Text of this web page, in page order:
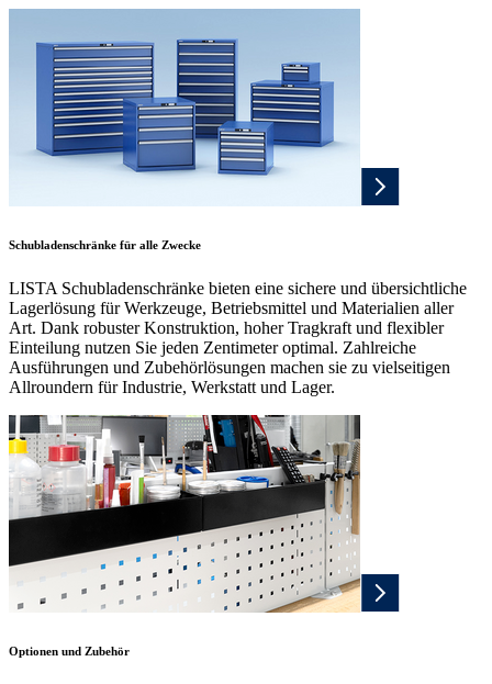
Schubladenschränke für alle Zwecke
LISTA Schubladenschränke bieten eine sichere und übersichtliche
Lagerlösung für Werkzeuge, Betriebsmittel und Materialien aller
Art. Dank robuster Konstruktion, hoher Tragkraft und flexibler
Einteilung nutzen Sie jeden Zentimeter optimal. Zahlreiche
Ausführungen und Zubehörlösungen machen sie zu vielseitigen
Allroundern für Industrie, Werkstatt und Lager.
Optionen und Zubehör